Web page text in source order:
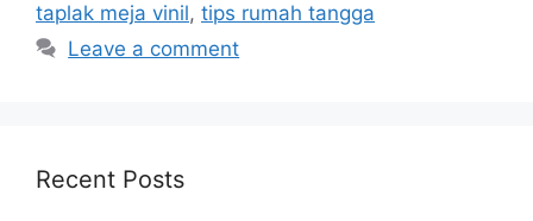
taplak meja vinil, tips rumah tangga
Leave a comment
Recent Posts